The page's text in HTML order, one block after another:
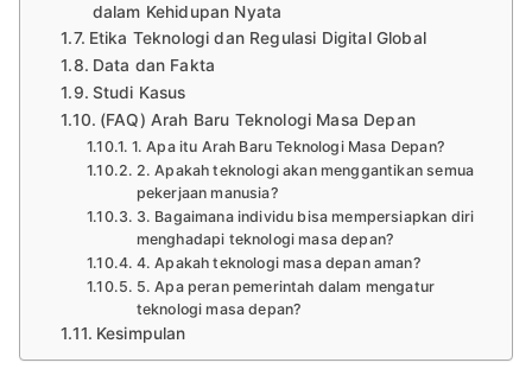
dalam Kehidupan Nyata
Etika Teknologi dan Regulasi Digital Global
Data dan Fakta
Studi Kasus
(FAQ) Arah Baru Teknologi Masa Depan
1. Apa itu Arah Baru Teknologi Masa Depan?
2. Apakah teknologi akan menggantikan semua
pekerjaan manusia?
3. Bagaimana individu bisa mempersiapkan diri
menghadapi teknologi masa depan?
4. Apakah teknologi masa depan aman?
5. Apa peran pemerintah dalam mengatur
teknologi masa depan?
Kesimpulan